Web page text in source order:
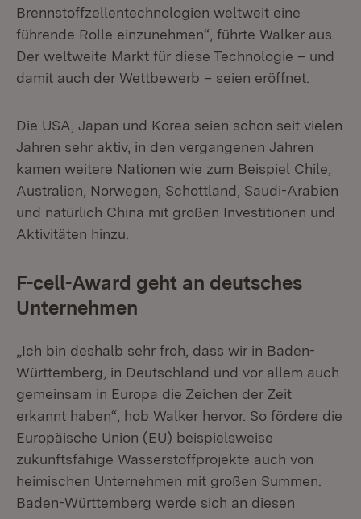
Brennstoffzellentechnologien weltweit eine
führende Rolle einzunehmen“, führte Walker aus.
Der weltweite Markt für diese Technologie – und
damit auch der Wettbewerb – seien eröffnet.
Die USA, Japan und Korea seien schon seit vielen
Jahren sehr aktiv, in den vergangenen Jahren
kamen weitere Nationen wie zum Beispiel Chile,
Australien, Norwegen, Schottland, Saudi-Arabien
und natürlich China mit großen Investitionen und
Aktivitäten hinzu.
F-cell-Award geht an deutsches
Unternehmen
„Ich bin deshalb sehr froh, dass wir in Baden-
Württemberg, in Deutschland und vor allem auch
gemeinsam in Europa die Zeichen der Zeit
erkannt haben“, hob Walker hervor. So fördere die
Europäische Union (EU) beispielsweise
zukunftsfähige Wasserstoffprojekte auch von
heimischen Unternehmen mit großen Summen.
Baden-Württemberg werde sich an diesen